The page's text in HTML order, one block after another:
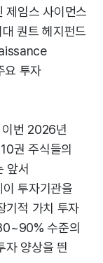
제임스 사이먼스
퀀트 헤지펀드
요 투자
이번 2026년
권 주식들의
앞서
투자기관을
기적 가치 투자
수준의
자 양상을 띈